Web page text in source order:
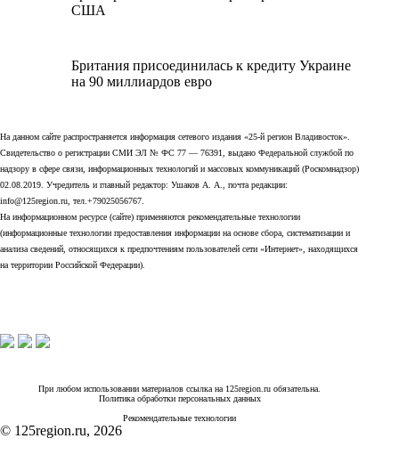
США
Британия присоединилась к кредиту Украине
на 90 миллиардов евро
На данном сайте распространяется информация сетевого издания «25-й регион Владивосток».
Свидетельство о регистрации СМИ ЭЛ № ФС 77 — 76391, выдано Федеральной службой по
надзору в сфере связи, информационных технологий и массовых коммуникаций (Роскомнадзор)
02.08.2019. Учредитель и главный редактор: Ушаков А. А., почта редакции:
info@125region.ru, тел.+79025056767.
На информационном ресурсе (сайте) применяются рекомендательные технологии
(информационные технологии предоставления информации на основе сбора, систематизации и
анализа сведений, относящихся к предпочтениям пользователей сети «Интернет», находящихся
на территории Российской Федерации).
При любом использовании материалов ссылка на 125region.ru обязательна.
Политика обработки персональных данных
Рекомендательные технологии
© 125region.ru, 2026